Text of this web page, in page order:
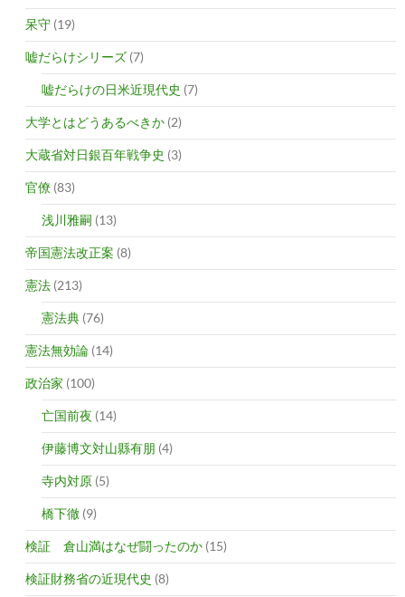
呆守 (19)
嘘だらけシリーズ (7)
嘘だらけの日米近現代史 (7)
大学とはどうあるべきか (2)
大蔵省対日銀百年戦争史 (3)
官僚 (83)
浅川雅嗣 (13)
帝国憲法改正案 (8)
憲法 (213)
憲法典 (76)
憲法無効論 (14)
政治家 (100)
亡国前夜 (14)
伊藤博文対山縣有朋 (4)
寺内対原 (5)
橋下徹 (9)
検証 倉山満はなぜ闘ったのか (15)
検証財務省の近現代史 (8)